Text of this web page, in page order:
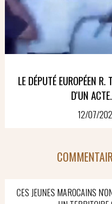
LE DÉPUTÉ EUROPÉEN
D'UN
12/07/
CES JEUNES MAROCAINS